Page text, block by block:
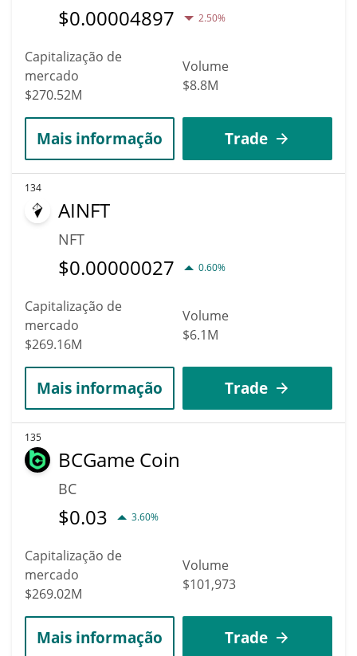
$0.00004897 2.50%
Capitalização de
mercado
$270.52M
Volume
$8.8M
Mais informação Trade
134
AINFT
NFT
$0.00000027 0.60%
Capitalização de
mercado
$269.16M
Volume
$6.1M
Mais informação Trade
135
BCGame Coin
BC
$0.03 3.60%
Capitalização de
mercado
$269.02M
Volume
$101,973
Mais informação Trade